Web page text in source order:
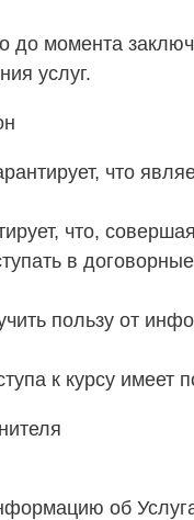
до момента
услуг.
что
что,
в
пользу от
к курсу
об